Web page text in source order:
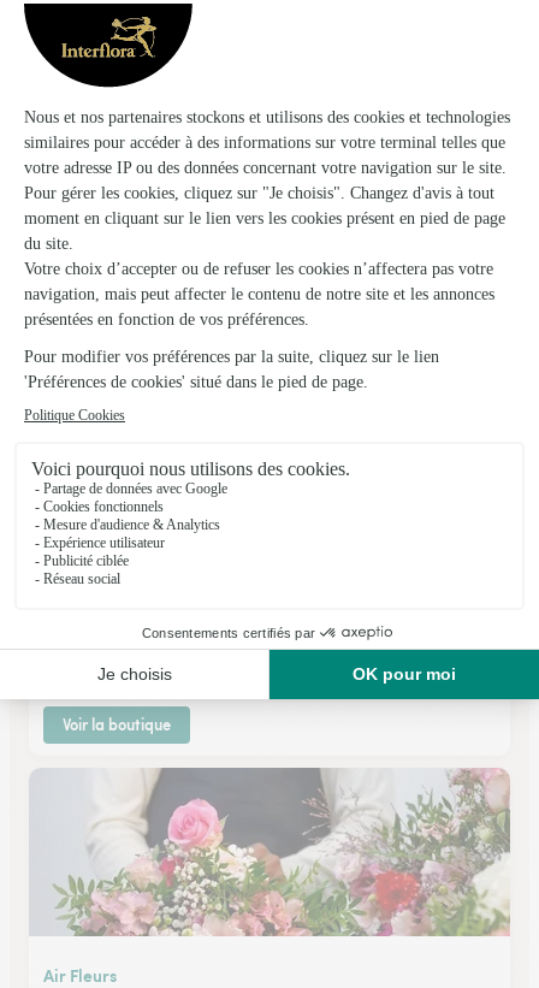
La Fleur Par Santana
Salies de Bearn
★★★★★4.9 (56)
8 rue Saint Vincent
Adour Isabelle Fleurs
Aire Sur L'adour
25,rue Gambetta
Voir la boutique
Air Fleurs